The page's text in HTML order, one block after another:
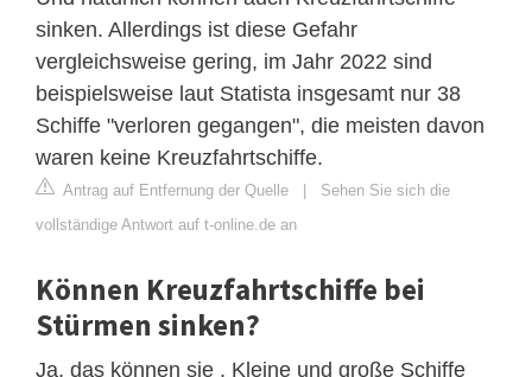
sinken. Allerdings ist diese Gefahr
vergleichsweise gering, im Jahr 2022 sind
beispielsweise laut Statista insgesamt nur 38
Schiffe "verloren gegangen", die meisten davon
waren keine Kreuzfahrtschiffe.
Antrag auf Entfernung der Quelle | Sehen Sie sich die
vollständige Antwort auf t-online.de an
Können Kreuzfahrtschiffe bei
Stürmen sinken?
Ja, das können sie . Kleine und große Schiffe